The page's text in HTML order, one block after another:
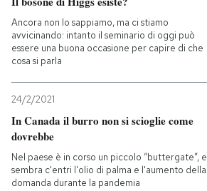
Ancora non lo sappiamo, ma ci stiamo
avvicinando: intanto il seminario di oggi può
essere una buona occasione per capire di che
cosa si parla
24/2/2021
In Canada il burro non si scioglie come
dovrebbe
Nel paese è in corso un piccolo “buttergate”, e
sembra c'entri l'olio di palma e l'aumento della
domanda durante la pandemia